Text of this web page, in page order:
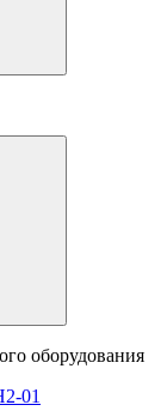
оборудования
01